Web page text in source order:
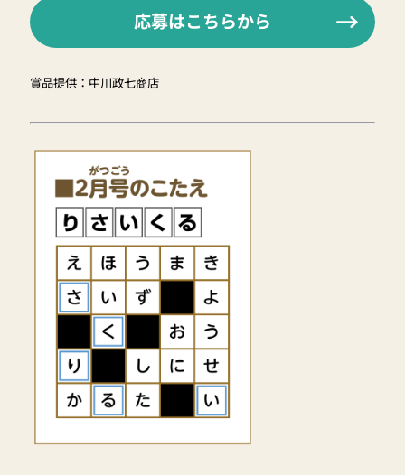
応募はこちらから
賞品提供：中川政七商店